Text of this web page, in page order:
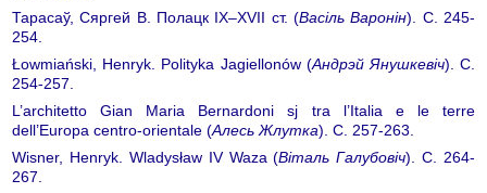
Тарасаў, Сяргей В. Полацк IX–XVII ст. (Васіль Варонін). С. 245-
254.
Łowmiański, Henryk. Polityka Jagiellonów (Андрэй Янушкевіч). С.
254-257.
L’architetto Gian Maria Bernardoni sj tra l’Italia e le terre
dell’Europa centro-orientale (Алесь Жлутка). С. 257-263.
Wisner, Henryk. Wladysław IV Waza (Віталь Галубовіч). С. 264-
267.